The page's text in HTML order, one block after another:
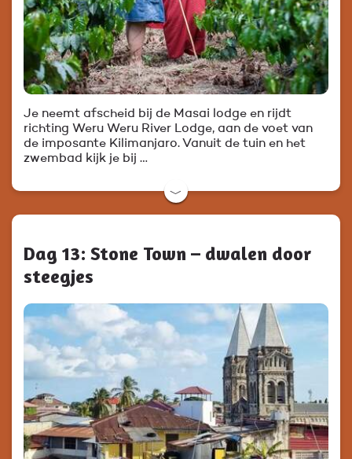
Je neemt afscheid bij de Masai lodge en rijdt
richting Weru Weru River Lodge, aan de voet van
de imposante Kilimanjaro. Vanuit de tuin en het
zwembad kijk je bij …
﹀
Dag 13: Stone Town – dwalen door
steegjes